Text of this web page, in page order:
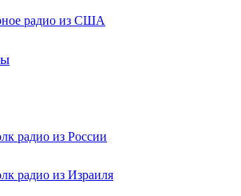
радио из США
радио из России
радио из Израиля